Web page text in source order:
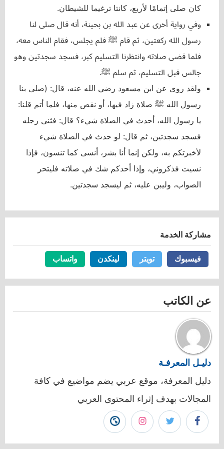
كان صلى إتمامًا لأربع، كانتا ترغيما للشيطان.
وفي رواية أخرى عن عبد الله بن بحينة، أنه قال صلى لنا
رسول الله ركعتين، ثم قام ﷺ فلم يجلس، فقام الناس معه،
فلما قضى صلاته وانتظرنا التسليم كبر، فسجد سجدتين وهو
جالس قبل التسليم، ثم سلم ﷺ.
ولقد روى عن ابن مسعود رضي الله عنه، قال: (صلى بنا
رسول الله ﷺ صلاة زاد فيها، أو نقص منها، فلما أتم قلنا:
يا رسول الله، أحدث في الصلاة شيء؟ قال: فثنى رجله
فسجد سجدتين، ثم قال: لو حدث في الصلاة شيء
لأخبرتكم به، ولكن إنما أنا بشر، أنسى كما تنسون، فإذا
نسيت فذكروني، وإذا أحدكم شك في صلاته فليتحر
الصواب، وليبن عليه، ثم ليسجد سجدتين.
مشاركة الخدمة
فيسبوك فيسبوكتويتر لينكدن لينكدنواتساب
عن الكاتب
دليـل المعرفـة
دليل المعرفة، موقع عربي يضم مواضيع في كافة
المجالات بهدف إثراء المحتوى العربي
تابع تابع تابع زيارة